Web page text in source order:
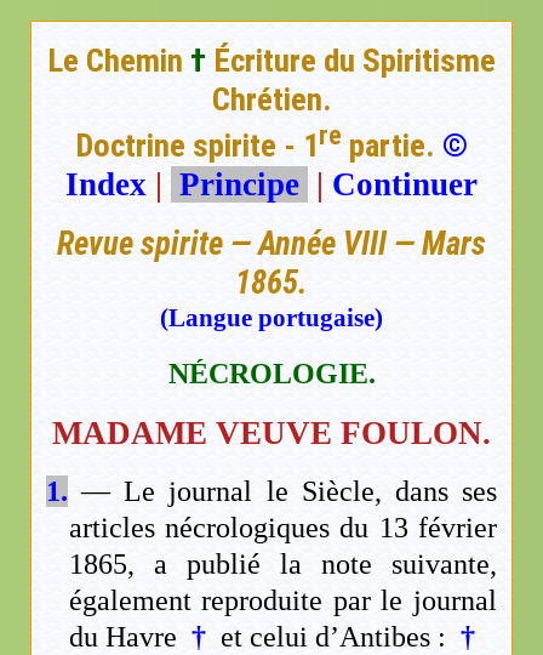
Le Chemin † Écriture du Spiritisme
Chrétien.
Doctrine spirite - 1re partie. ©
Index | Principe | Continuer
Revue spirite — Année VIII — Mars
1865.
(Langue portugaise)
NÉCROLOGIE.
MADAME VEUVE FOULON.
1. — Le journal le Siècle, dans ses
articles nécrologiques du 13 février
1865, a publié la note suivante,
également reproduite par le journal
du Havre † et celui d’Antibes : †